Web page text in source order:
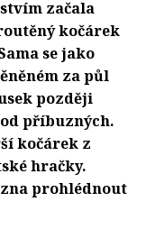
začala
kočárek
se jako
za půl
později
příbuzných.
kočárek z
hračky.
prohlédnout